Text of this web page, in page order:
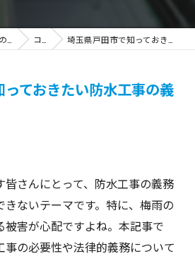
コラム 埼玉県戸田市で知っておきたい防水工事の義務とその重要性
ておきたい防水工事の義
さんにとって、防水工事の義務
きないテーマです。特に、梅雨の
害が心配ですよね。本記事で
事の必要性や法律的義務について